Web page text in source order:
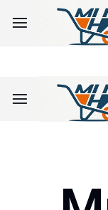
Sehen Sie